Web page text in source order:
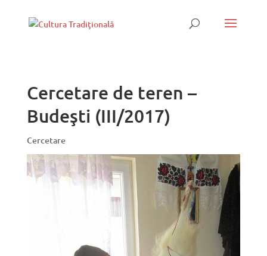
Cercetare de teren –
Budeşti (III/2017)
Cercetare